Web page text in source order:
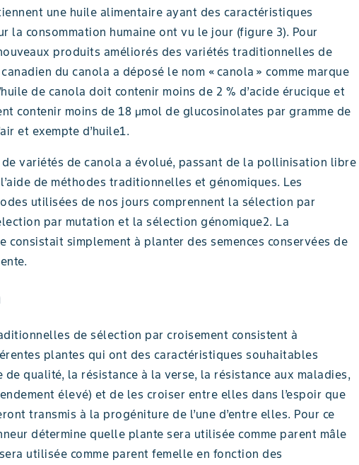
une huile alimentaire ayant des caractéristiques
la consommation humaine ont vu le jour (figure 3). Pour
produits améliorés des variétés traditionnelles de
du canola a déposé le nom « canola » comme marque
de canola doit contenir moins de 2 % d’acide érucique et
contenir moins de 18 µmol de glucosinolates par gramme de
et exempte d’huile1.
de variétés de canola a évolué, passant de la pollinisation libre
de méthodes traditionnelles et génomiques. Les
utilisées de nos jours comprennent la sélection par
par mutation et la sélection génomique2. La
consistait simplement à planter des semences conservées de
de sélection par croisement consistent à
plantes qui ont des caractéristiques souhaitables
de qualité, la résistance à la verse, la résistance aux maladies,
élevé) et de les croiser entre elles dans l’espoir que
transmis à la progéniture de l’une d’entre elles. Pour ce
détermine quelle plante sera utilisée comme parent mâle
utilisée comme parent femelle en fonction des